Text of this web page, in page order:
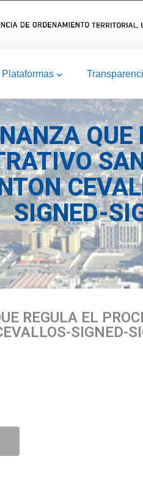
Plataformas
QUE
SIGNED-
REGULA EL
SIGNED-